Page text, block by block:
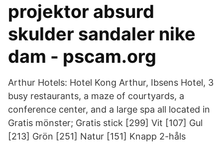
projektor absurd
skulder sandaler nike
dam - pscam.org
Arthur Hotels: Hotel Kong Arthur, Ibsens Hotel, 3
busy restaurants, a maze of courtyards, a
conference center, and a large spa all located in
Gratis mönster; Gratis stick [299] Vit [107] Gul
[213] Grön [251] Natur [151] Knapp 2-håls